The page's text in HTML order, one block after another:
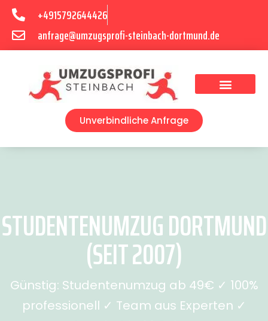
+4915792644426
anfrage@umzugsprofi-steinbach-dortmund.de
Unverbindliche Anfrage
STUDENTENUMZUG DORTMUND
(SEIT 2007)
Günstig: Studentenumzug ab 49€ ✓ 100%
professionell ✓ Team aus Experten ✓